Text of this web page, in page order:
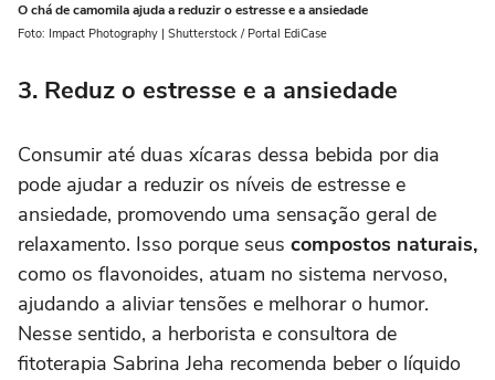
O chá de camomila ajuda a reduzir o estresse e a ansiedade
Foto: Impact Photography | Shutterstock / Portal EdiCase
3. Reduz o estresse e a ansiedade
Consumir até duas xícaras dessa bebida por dia
pode ajudar a reduzir os níveis de estresse e
ansiedade, promovendo uma sensação geral de
relaxamento. Isso porque seus compostos naturais,
como os flavonoides, atuam no sistema nervoso,
ajudando a aliviar tensões e melhorar o humor.
Nesse sentido, a herborista e consultora de
fitoterapia Sabrina Jeha recomenda beber o líquido